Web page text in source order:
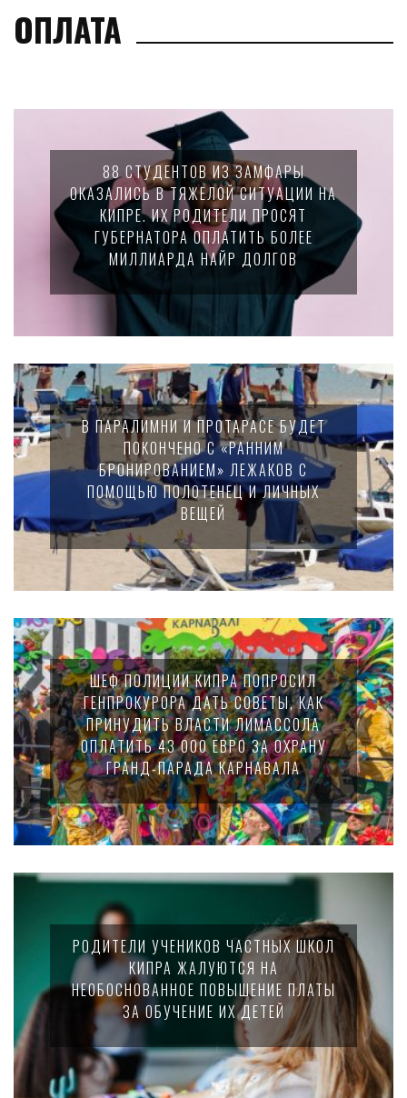
ОПЛАТА
88 СТУДЕНТОВ ИЗ ЗАМФАРЫ
ОКАЗАЛИСЬ В ТЯЖЕЛОЙ СИТУАЦИИ НА
КИПРЕ. ИХ РОДИТЕЛИ ПРОСЯТ
ГУБЕРНАТОРА ОПЛАТИТЬ БОЛЕЕ
МИЛЛИАРДА НАЙР ДОЛГОВ
В ПАРАЛИМНИ И ПРОТАРАСЕ БУДЕТ
ПОКОНЧЕНО С «РАННИМ
БРОНИРОВАНИЕМ» ЛЕЖАКОВ С
ПОМОЩЬЮ ПОЛОТЕНЕЦ И ЛИЧНЫХ
ВЕЩЕЙ
ШЕФ ПОЛИЦИИ КИПРА ПОПРОСИЛ
ГЕНПРОКУРОРА ДАТЬ СОВЕТЫ, КАК
ПРИНУДИТЬ ВЛАСТИ ЛИМАССОЛА
ОПЛАТИТЬ 43 000 ЕВРО ЗА ОХРАНУ
ГРАНД-ПАРАДА КАРНАВАЛА
РОДИТЕЛИ УЧЕНИКОВ ЧАСТНЫХ ШКОЛ
КИПРА ЖАЛУЮТСЯ НА
НЕОБОСНОВАННОЕ ПОВЫШЕНИЕ ПЛАТЫ
ЗА ОБУЧЕНИЕ ИХ ДЕТЕЙ